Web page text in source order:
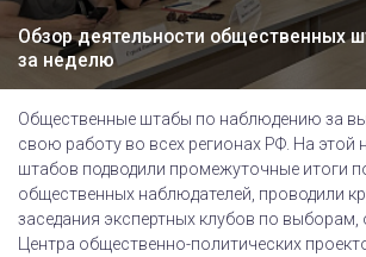
Обзор деятельности общественных
за неделю
Общественные штабы по наблюдению за
свою работу во всех регионах РФ. На этой
штабов подводили промежуточные итоги
общественных наблюдателей, проводили
заседания экспертных клубов по выборам,
Центра общественно-политических